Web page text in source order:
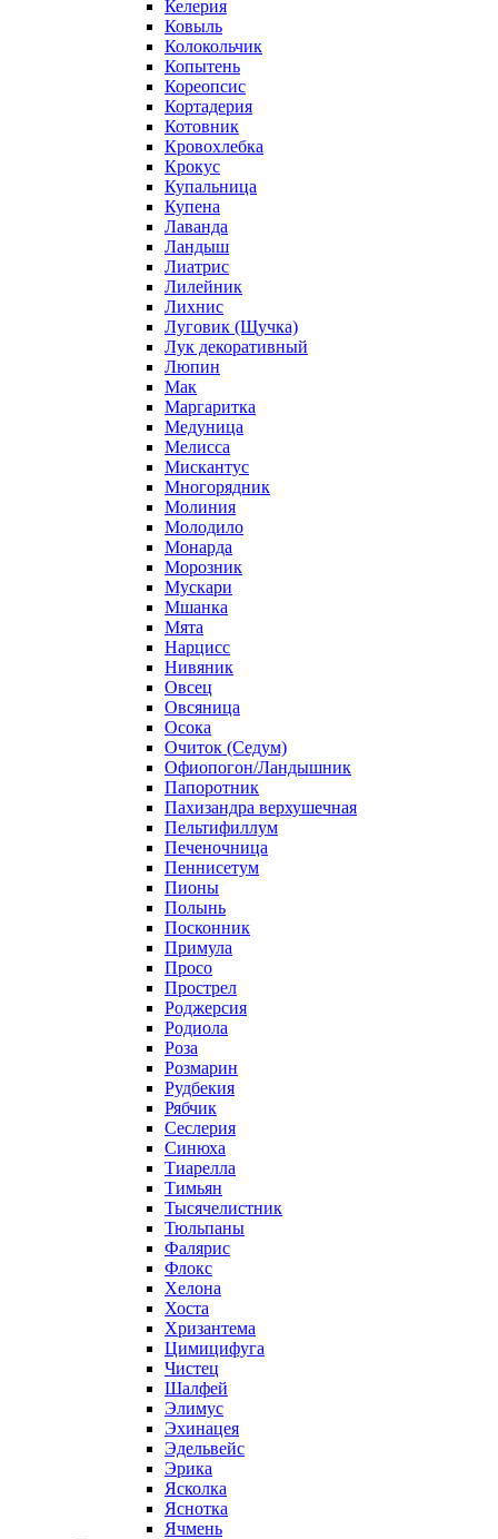
Келерия
Ковыль
Колокольчик
Копытень
Кореопсис
Кортадерия
Котовник
Кровохлебка
Крокус
Купальница
Купена
Лаванда
Ландыш
Лиатрис
Лилейник
Лихнис
Луговик (Щучка)
Лук декоративный
Люпин
Мак
Маргаритка
Медуница
Мелисса
Мискантус
Многорядник
Молиния
Молодило
Монарда
Морозник
Мускари
Мшанка
Мята
Нарцисс
Нивяник
Овсец
Овсяница
Осока
Очиток (Седум)
Офиопогон/Ландышник
Папоротник
Пахизандра верхушечная
Пельтифиллум
Печеночница
Пеннисетум
Пионы
Полынь
Посконник
Примула
Просо
Прострел
Роджерсия
Родиола
Роза
Розмарин
Рудбекия
Рябчик
Сеслерия
Синюха
Тиарелла
Тимьян
Тысячелистник
Тюльпаны
Фалярис
Флокс
Хелона
Хоста
Хризантема
Цимицифуга
Чистец
Шалфей
Элимус
Эхинацея
Эдельвейс
Эрика
Ясколка
Яснотка
Ячмень